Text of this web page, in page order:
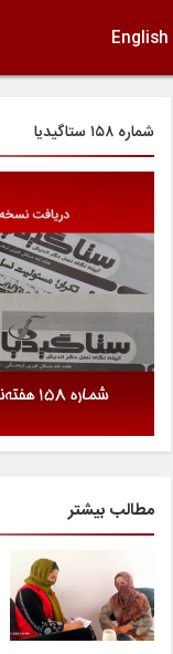
English
شماره ۱۵۸ ستاگیدیا
مطالب بیشتر